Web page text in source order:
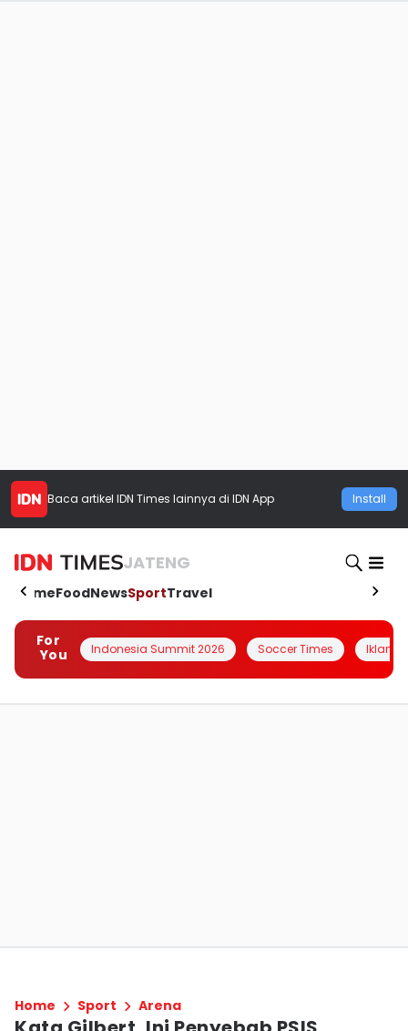
Baca artikel IDN Times lainnya di IDN App Install
JATENG
HomeFoodNewsSportTravel
For
You
Indonesia Summit 2026 Soccer Times Iklanin
Home Sport Arena